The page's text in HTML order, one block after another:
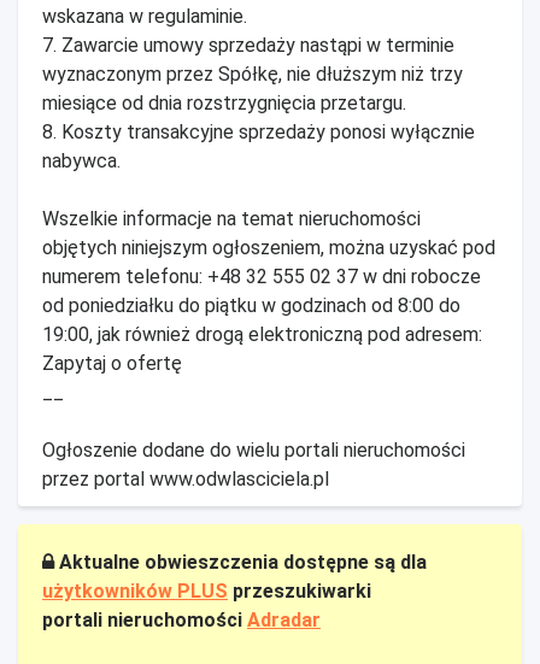
wskazana w regulaminie.
7. Zawarcie umowy sprzedaży nastąpi w terminie
wyznaczonym przez Spółkę, nie dłuższym niż trzy
miesiące od dnia rozstrzygnięcia przetargu.
8. Koszty transakcyjne sprzedaży ponosi wyłącznie
nabywca.
Wszelkie informacje na temat nieruchomości
objętych niniejszym ogłoszeniem, można uzyskać pod
numerem telefonu: +48 32 555 02 37 w dni robocze
od poniedziałku do piątku w godzinach od 8:00 do
19:00, jak również drogą elektroniczną pod adresem:
Zapytaj o ofertę
Ogłoszenie dodane do wielu portali nieruchomości
przez portal www.odwlasciciela.pl
Aktualne obwieszczenia dostępne są dla
użytkowników PLUS przeszukiwarki
portali nieruchomości Adradar